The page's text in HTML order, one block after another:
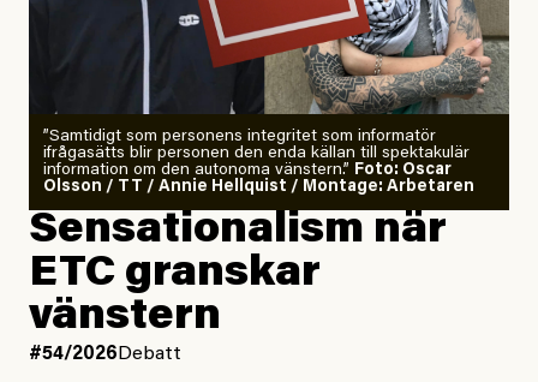
”Samtidigt som personens integritet som informatör
ifrågasätts blir personen den enda källan till spektakulär
information om den autonoma vänstern.” Foto: Oscar
Olsson / TT / Annie Hellquist / Montage: Arbetaren
Sensationalism när
ETC granskar
vänstern
#54/2026 Debatt